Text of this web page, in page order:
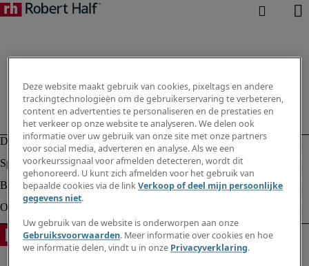
Deze website maakt gebruik van cookies, pixeltags en andere
trackingtechnologieën om de gebruikerservaring te verbeteren,
content en advertenties te personaliseren en de prestaties en
het verkeer op onze website te analyseren. We delen ook
informatie over uw gebruik van onze site met onze partners
voor social media, adverteren en analyse. Als we een
voorkeurssignaal voor afmelden detecteren, wordt dit
gehonoreerd. U kunt zich afmelden voor het gebruik van
bepaalde cookies via de linkVerkoop of deel mijn persoonlijke
gegevens niet.
Uw gebruik van de website is onderworpen aan onze
Gebruiksvoorwaarden. Meer informatie over cookies en hoe
we informatie delen, vindt u in onze Privacyverklaring.